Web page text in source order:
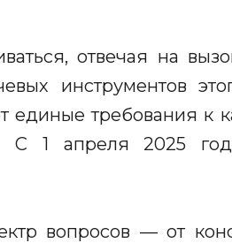
отвечая на
инструментов
требования к
С 1 апреля 2025
вопросов — от